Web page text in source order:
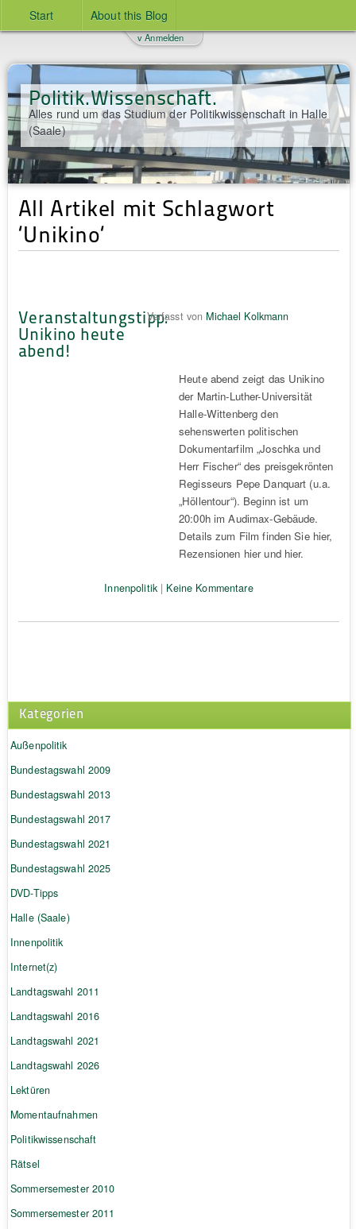
Start About this Blog
Politik.Wissenschaft.
Alles rund um das Studium der Politikwissenschaft in Halle
(Saale)
v Anmelden
All Artikel mit Schlagwort
‘Unikino‘
Veranstaltungstipp:
Unikino heute
abend!
Verfasst von Michael Kolkmann
Heute abend zeigt das Unikino
der Martin-Luther-Universität
Halle-Wittenberg den
sehenswerten politischen
Dokumentarfilm „Joschka und
Herr Fischer“ des preisgekrönten
Regisseurs Pepe Danquart (u.a.
„Höllentour“). Beginn ist um
20:00h im Audimax-Gebäude.
Details zum Film finden Sie hier,
Rezensionen hier und hier.
Innenpolitik| Keine Kommentare
Kategorien
Außenpolitik
Bundestagswahl 2009
Bundestagswahl 2013
Bundestagswahl 2017
Bundestagswahl 2021
Bundestagswahl 2025
DVD-Tipps
Halle (Saale)
Innenpolitik
Internet(z)
Landtagswahl 2011
Landtagswahl 2016
Landtagswahl 2021
Landtagswahl 2026
Lektüren
Momentaufnahmen
Politikwissenschaft
Rätsel
Sommersemester 2010
Sommersemester 2011